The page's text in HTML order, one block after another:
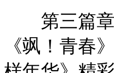
第三篇章“
《飒！青春